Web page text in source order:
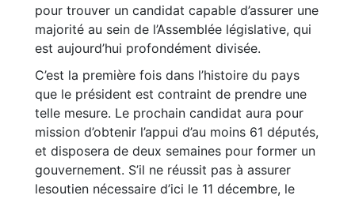
pour trouver un candidat capable d’assurer une
majorité au sein de l’Assemblée législative, qui
est aujourd’hui profondément divisée.
C’est la première fois dans l’histoire du pays
que le président est contraint de prendre une
telle mesure. Le prochain candidat aura pour
mission d’obtenir l’appui d’au moins 61 députés,
et disposera de deux semaines pour former un
gouvernement. S’il ne réussit pas à assurer
lesoutien nécessaire d’ici le 11 décembre, le